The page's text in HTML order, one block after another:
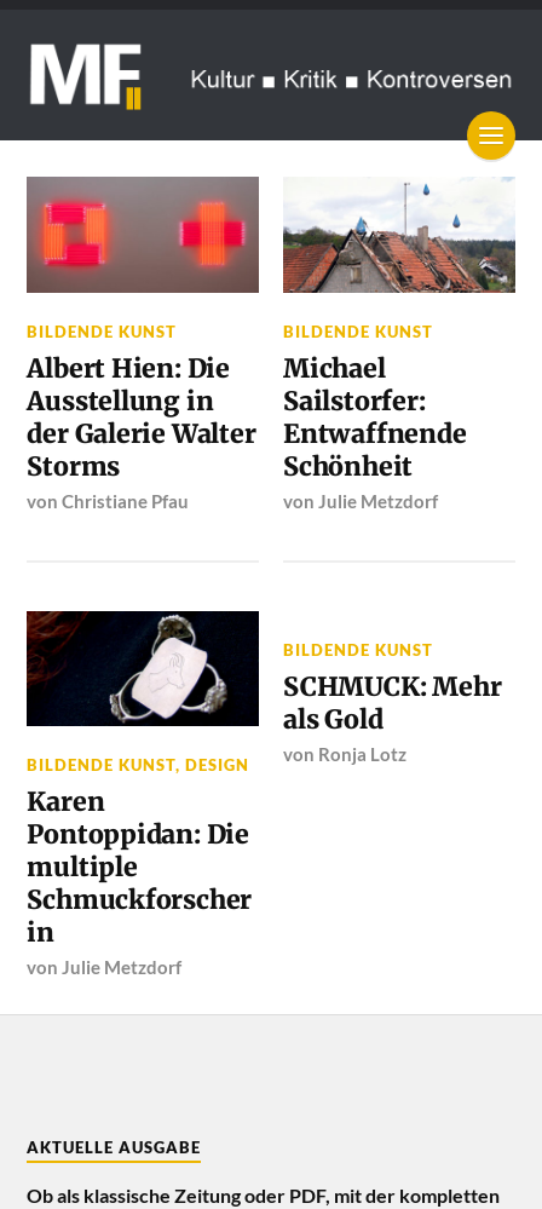
BILDENDE KUNST
Albert Hien: Die
Ausstellung in
der Galerie Walter
Storms
vonChristiane Pfau
BILDENDE KUNST
Michael
Sailstorfer:
Entwaffnende
Schönheit
von Julie Metzdorf
BILDENDE KUNST,DESIGN
Karen
Pontoppidan: Die
multiple
Schmuckforscher
in
vonJulie Metzdorf
BILDENDE KUNST
SCHMUCK: Mehr
als Gold
von Ronja Lotz
AKTUELLE AUSGABE
Ob als klassische Zeitung oder PDF, mit der kompletten